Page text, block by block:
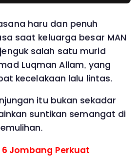
haru dan penuh
saat keluarga besar MAN
salah satu murid
Luqman Allam, yang
kecelakaan lalu lintas.
itu bukan sekadar
suntikan semangat di
6 Jombang Perkuat